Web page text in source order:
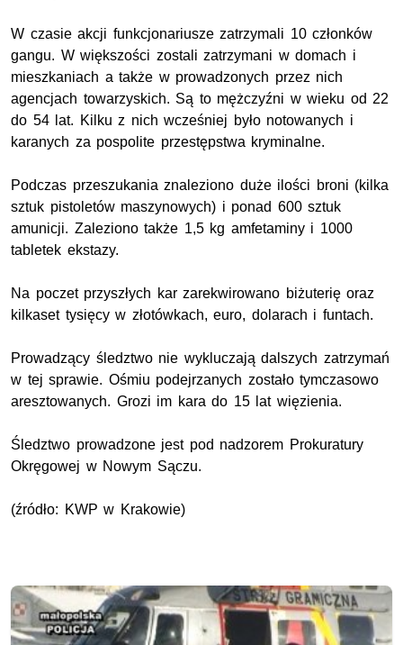
W czasie akcji funkcjonariusze zatrzymali 10 członków
gangu. W większości zostali zatrzymani w domach i
mieszkaniach a także w prowadzonych przez nich
agencjach towarzyskich. Są to mężczyźni w wieku od 22
do 54 lat. Kilku z nich wcześniej było notowanych i
karanych za pospolite przestępstwa kryminalne.
Podczas przeszukania znaleziono duże ilości broni (kilka
sztuk pistoletów maszynowych) i ponad 600 sztuk
amunicji. Zaleziono także 1,5 kg amfetaminy i 1000
tabletek ekstazy.
Na poczet przyszłych kar zarekwirowano biżuterię oraz
kilkaset tysięcy w złotówkach, euro, dolarach i funtach.
Prowadzący śledztwo nie wykluczają dalszych zatrzymań
w tej sprawie. Ośmiu podejrzanych zostało tymczasowo
aresztowanych. Grozi im kara do 15 lat więzienia.
Śledztwo prowadzone jest pod nadzorem Prokuratury
Okręgowej w Nowym Sączu.
(źródło: KWP w Krakowie)